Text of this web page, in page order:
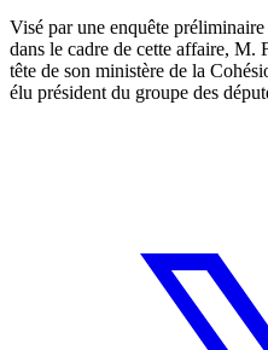
Visé par une enquête
dans le cadre de cette affaire, M.
tête de son ministère de la
élu président du groupe des